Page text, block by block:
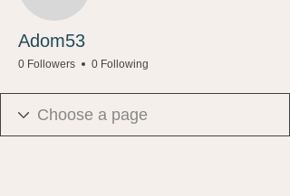
Adom53
0 Followers 0 Following